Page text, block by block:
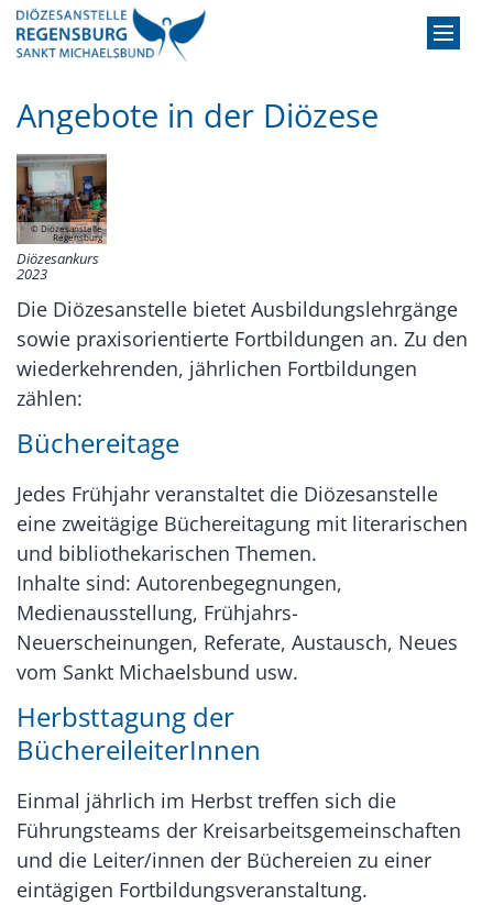
Zum Inhalt springen
Angebote in der Diözese
© Diözesanstelle
Regensburg
Diözesankurs
2023
Die Diözesanstelle bietet Ausbildungslehrgänge
sowie praxisorientierte Fortbildungen an. Zu den
wiederkehrenden, jährlichen Fortbildungen
zählen:
Büchereitage
Jedes Frühjahr veranstaltet die Diözesanstelle
eine zweitägige Büchereitagung mit literarischen
und bibliothekarischen Themen.
Inhalte sind: Autorenbegegnungen,
Medienausstellung, Frühjahrs-
Neuerscheinungen, Referate, Austausch, Neues
vom Sankt Michaelsbund usw.
Herbsttagung der
BüchereileiterInnen
Einmal jährlich im Herbst treffen sich die
Führungsteams der Kreisarbeitsgemeinschaften
und die Leiter/innen der Büchereien zu einer
eintägigen Fortbildungsveranstaltung.